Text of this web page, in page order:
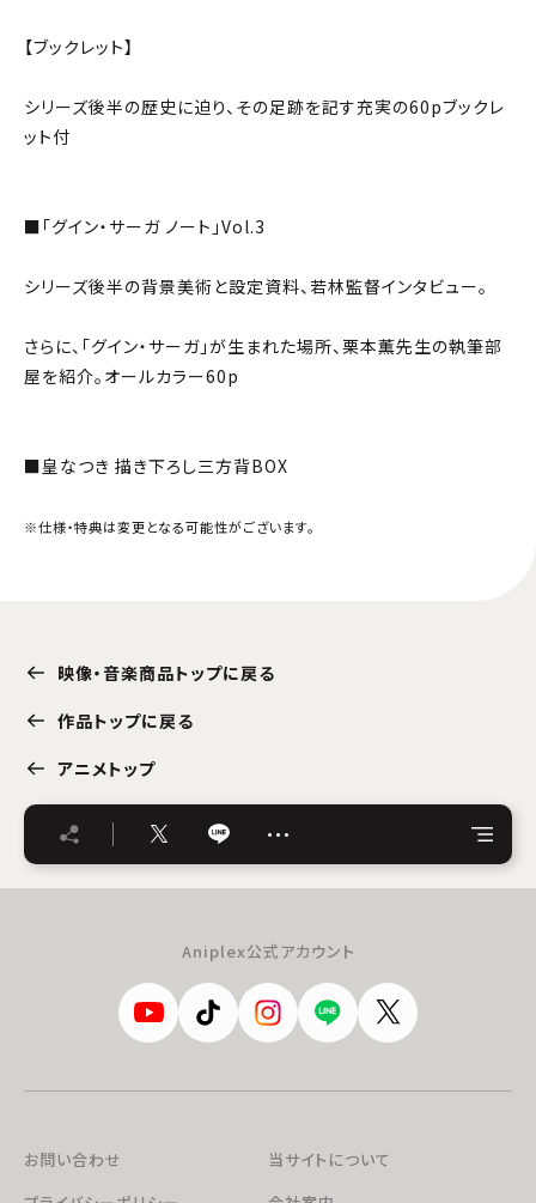
【ブックレット】
シリーズ後半の歴史に迫り、その足跡を記す充実の60pブックレ
ット付
■「グイン・サーガ ノート」Vol.3
シリーズ後半の背景美術と設定資料、若林監督インタビュー。
さらに、「グイン・サーガ」が生まれた場所、栗本薫先生の執筆部
屋を紹介。オールカラー60p
■皇なつき 描き下ろし三方背BOX
※仕様・特典は変更となる可能性がございます。
映像・音楽商品トップに戻る
作品トップに戻る
アニメトップ
…
Aniplex公式アカウント
お問い合わせ
当サイトについて